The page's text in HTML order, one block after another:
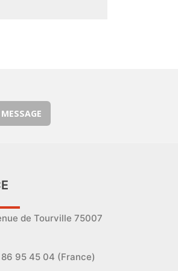
de Tourville 75007
95 45 04 (France)